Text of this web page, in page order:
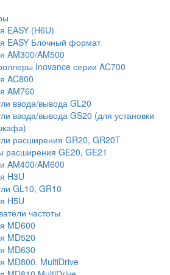
EASY (H6U)
EASY Блочный формат
AM300/AM500
Inovance серии AC700
AC800
AM760
ввода/вывода GL20
ввода/вывода GS20 (для установки
расширения GR20, GR20T
расширения GE20, GE21
AM400/AM600
H3U
GL10, GR10
H5U
частоты
MD600
MD520
MD630
MD800. MultiDrive